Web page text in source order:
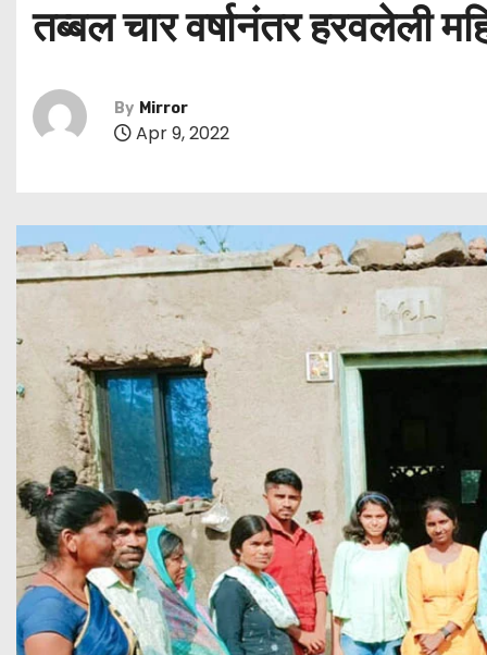
तब्बल चार वर्षानंतर हरवलेली
By Mirror
Apr 9, 2022